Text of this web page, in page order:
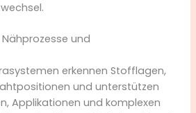
und
erkennen Stofflagen,
und unterstützen
Applikationen und komplexen